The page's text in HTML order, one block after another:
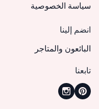
سياسة الخصوصية
انضم إلينا
البائعون والمتاجر
تابعنا